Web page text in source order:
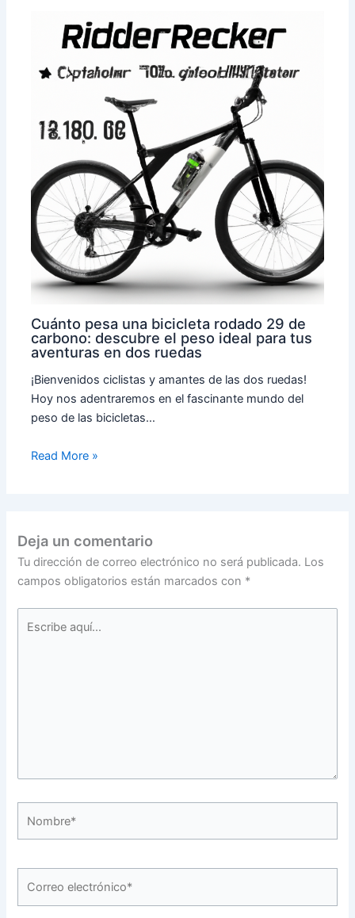
Cuánto pesa una bicicleta rodado 29 de
carbono: descubre el peso ideal para tus
aventuras en dos ruedas
¡Bienvenidos ciclistas y amantes de las dos ruedas!
Hoy nos adentraremos en el fascinante mundo del
peso de las bicicletas…
Read More »
Deja un comentario
Tu dirección de correo electrónico no será publicada. Los
campos obligatorios están marcados con *
aquí...
electrónico*